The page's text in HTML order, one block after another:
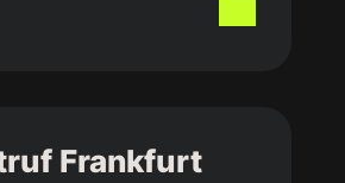
Frankfurt